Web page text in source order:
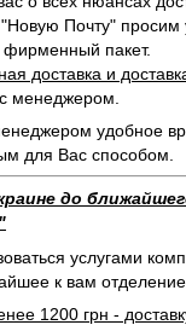
Почту" просим
пакет.
доставка и
менеджером.
удобное
для Вас способом.
до
услугами
к вам отделение.
1200 грн -